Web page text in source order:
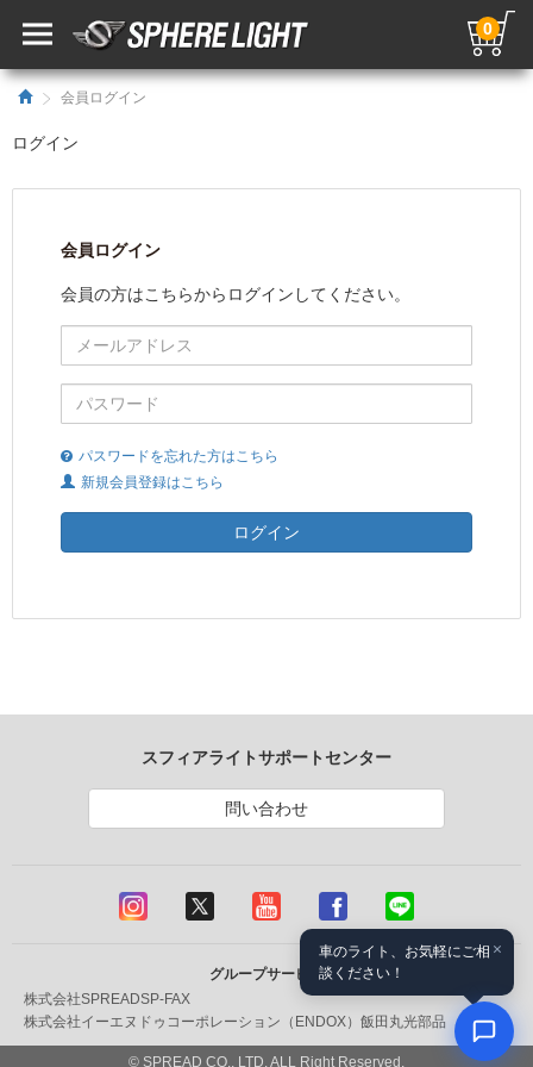
0
会員ログイン
ログイン
会員ログイン
会員の方はこちらからログインしてください。
パスワードを忘れた方はこちら
新規会員登録はこちら
ログイン
スフィアライトサポートセンター
問い合わせ
グループサービス
株式会社SPREADSP-FAX
株式会社イーエヌドゥコーポレーション（ENDOX） 飯田丸光部品
© SPREAD CO., LTD. ALL Right Reserved.
×
車のライト、お気軽にご相
談ください！